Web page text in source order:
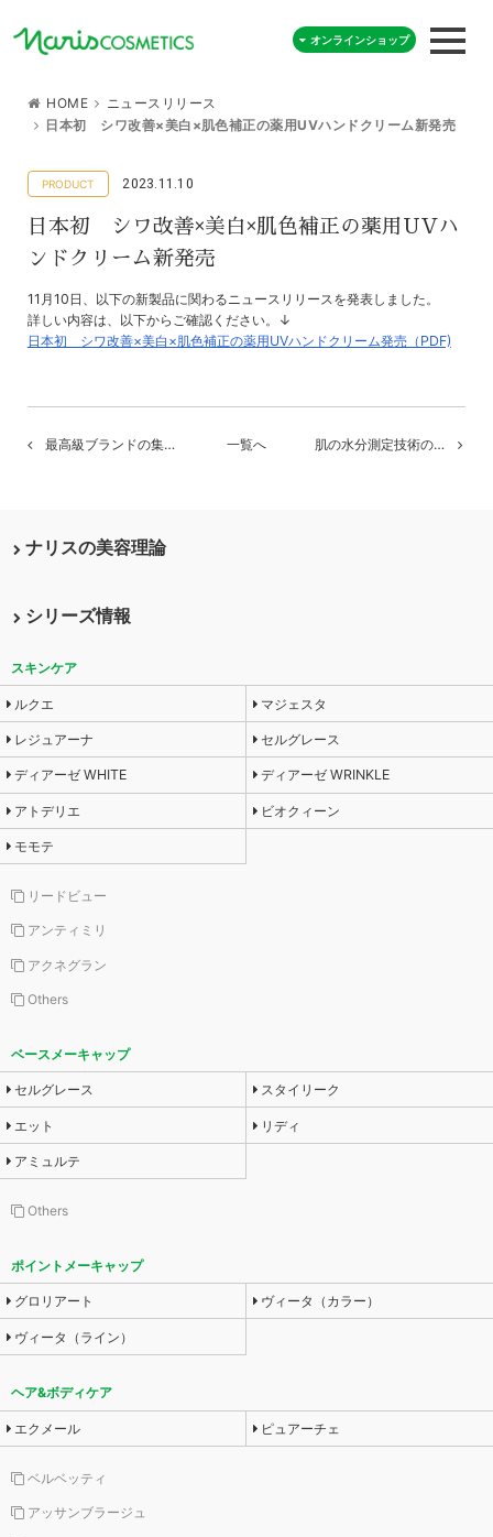
オンラインショップ
HOME
ニュースリリース
日本初 シワ改善×美白×肌色補正の薬用UVハンドクリーム新発売
2023.11.10
日本初 シワ改善×美白×肌色補正の薬用UVハ
ンドクリーム新発売
11月10日、以下の新製品に関わるニュースリリースを発表しました。
詳しい内容は、以下からご確認ください。↓
日本初 シワ改善×美白×肌色補正の薬用UVハンドクリーム発売（PDF)
最高級ブランドの集… 一覧へ 肌の水分測定技術の…
ナリスの美容理論
シリーズ情報
スキンケア
ルクエ マジェスタ
レジュアーナ セルグレース
ディアーゼ WHITE ディアーゼ WRINKLE
アトデリエ ビオクィーン
モモテ
リードビュー
アンティミリ
アクネグラン
Others
ベースメーキャップ
セルグレース スタイリーク
エット リディ
アミュルテ
Others
ポイントメーキャップ
グロリアート ヴィータ（カラー）
ヴィータ（ライン）
ヘア&ボディケア
エクメール ピュアーチェ
ベルベッティ
アッサンブラージュ